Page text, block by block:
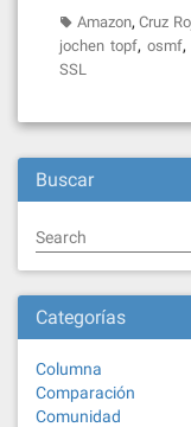
Amazon,Cruz
jochen topf, osmf,
SSL
Buscar
Search
Categorías
Columna
Comparación
Comunidad